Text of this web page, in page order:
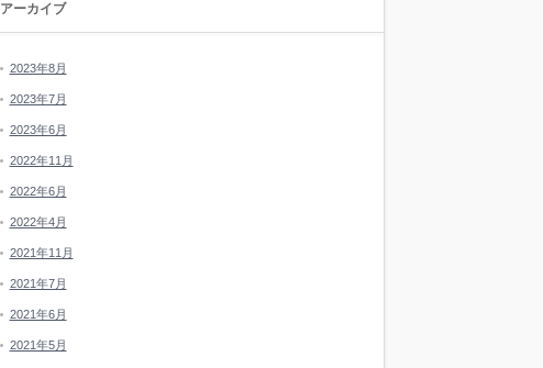
アーカイブ
2023年8月
2023年7月
2023年6月
2022年11月
2022年6月
2022年4月
2021年11月
2021年7月
2021年6月
2021年5月